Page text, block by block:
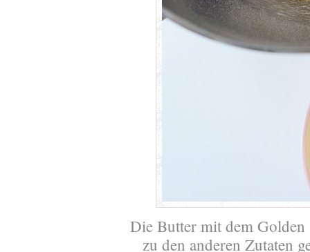
Die Butter mit dem
zu den anderen Zutaten